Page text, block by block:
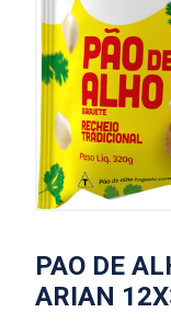
PAO DE
ARIAN